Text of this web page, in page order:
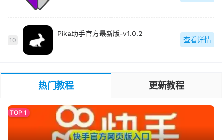
10
Pika助手官方最新版-v1.0.2
查看详情
热门教程 更新教程